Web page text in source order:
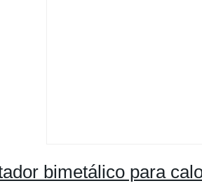
bimetálico para